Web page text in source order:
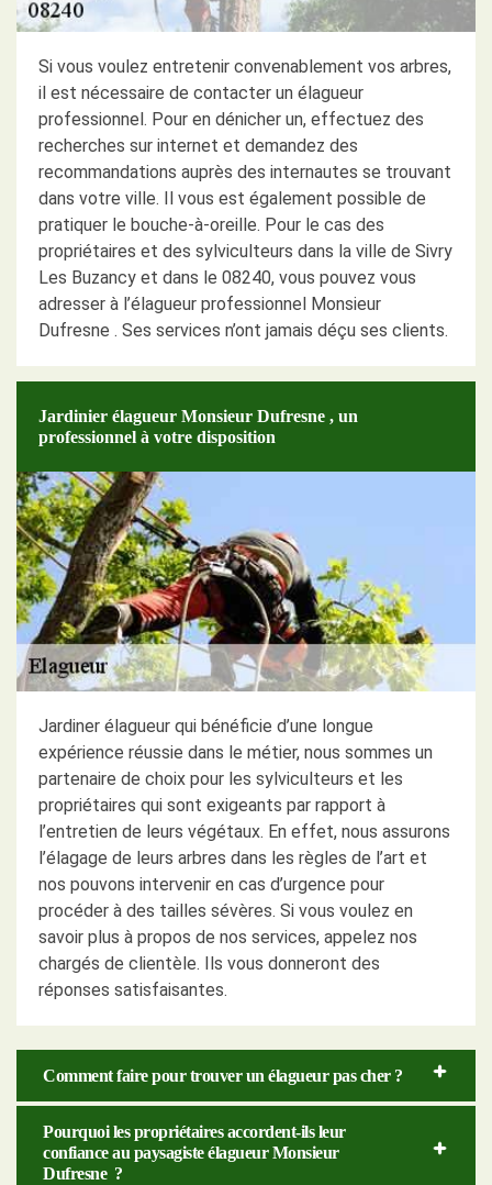
Si vous voulez entretenir convenablement vos arbres,
il est nécessaire de contacter un élagueur
professionnel. Pour en dénicher un, effectuez des
recherches sur internet et demandez des
recommandations auprès des internautes se trouvant
dans votre ville. Il vous est également possible de
pratiquer le bouche-à-oreille. Pour le cas des
propriétaires et des sylviculteurs dans la ville de Sivry
Les Buzancy et dans le 08240, vous pouvez vous
adresser à l’élagueur professionnel Monsieur
Dufresne . Ses services n’ont jamais déçu ses clients.
Jardinier élagueur Monsieur Dufresne , un
professionnel à votre disposition
Jardiner élagueur qui bénéficie d’une longue
expérience réussie dans le métier, nous sommes un
partenaire de choix pour les sylviculteurs et les
propriétaires qui sont exigeants par rapport à
l’entretien de leurs végétaux. En effet, nous assurons
l’élagage de leurs arbres dans les règles de l’art et
nos pouvons intervenir en cas d’urgence pour
procéder à des tailles sévères. Si vous voulez en
savoir plus à propos de nos services, appelez nos
chargés de clientèle. Ils vous donneront des
réponses satisfaisantes.
Comment faire pour trouver un élagueur pas cher ?
Pourquoi les propriétaires accordent-ils leur
confiance au paysagiste élagueur Monsieur
Dufresne ?